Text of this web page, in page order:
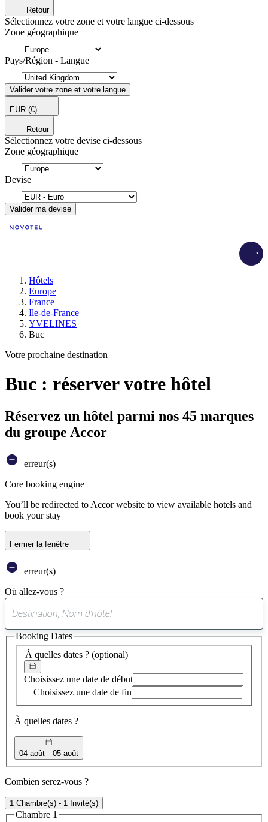
Retour
Sélectionnez votre zone et votre langue ci-dessous
Zone géographique
Pays/Région - Langue
Valider votre zone et votre langue
EUR (€)
Retour
Sélectionnez votre devise ci-dessous
Zone géographique
Devise
Valider ma devise
Hôtels
Europe
France
Ile-de-France
YVELINES
Buc
Votre prochaine destination
Buc : réserver votre hôtel
Réservez un hôtel parmi nos 45 marques
du groupe Accor
erreur(s)
Core booking engine
You’ll be redirected to Accor website to view available hotels and
book your stay
Fermer la fenêtre
erreur(s)
Où allez-vous ?
suggestion
trouvée
À quelles dates ? (optional)
Choisissez une date de début
Choisissez une date de fin
À quelles dates ?
04 août 05 août
Booking Dates
Combien serez-vous ?
1 Chambre(s) - 1 Invité(s)
Chambre 1